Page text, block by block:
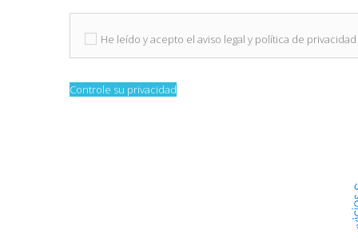
He leído y acepto el aviso legal y política de privacidad
Controle su privacidad